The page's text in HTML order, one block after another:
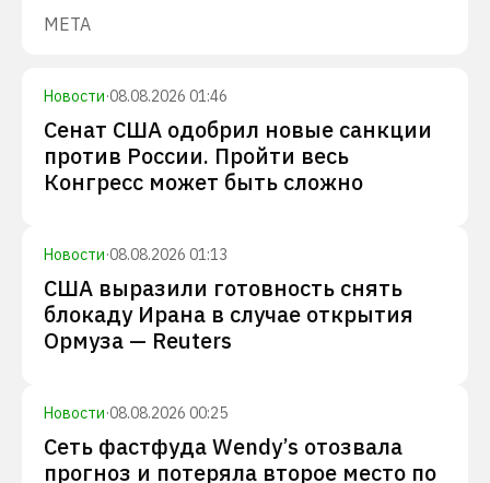
META
Новости·08.08.2026 01:46
Сенат США одобрил новые санкции
против России. Пройти весь
Конгресс может быть сложно
Новости·08.08.2026 01:13
США выразили готовность снять
блокаду Ирана в случае открытия
Ормуза — Reuters
Новости·08.08.2026 00:25
Сеть фастфуда Wendy’s отозвала
прогноз и потеряла второе место по